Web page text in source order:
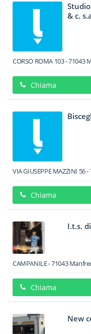
& c.
CORSO ROMA 103-71043
Chiama
VIA GIUSEPPE MAZZINI 56-
Chiama
I.t.s.
CAMPANILE-71043
Chiama
New